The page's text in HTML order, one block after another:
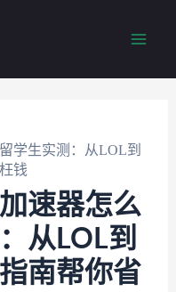
学生实测：从LOL到
钱
速器怎么
从LOL到
南帮你省